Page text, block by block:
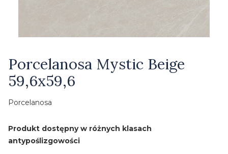
Porcelanosa Mystic Beige
59,6x59,6
Porcelanosa
Produkt dostępny w różnych klasach
antypoślizgowości